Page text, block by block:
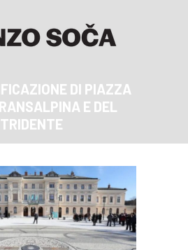
DI PIAZZA
E DEL
TRIDENTE